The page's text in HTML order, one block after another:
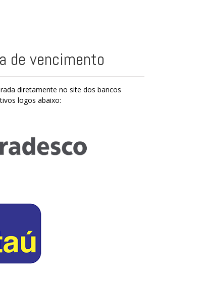
de vencimento
diretamente no site dos bancos
logos abaixo: